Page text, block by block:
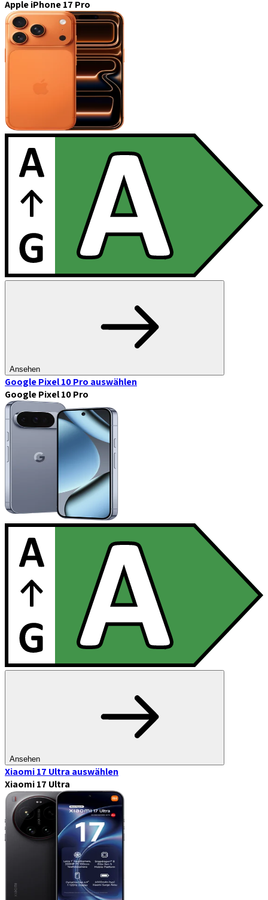
Apple iPhone 17 Pro
Ansehen
Google Pixel 10 Pro auswählen
Google Pixel 10 Pro
Ansehen
Xiaomi 17 Ultra auswählen
Xiaomi 17 Ultra